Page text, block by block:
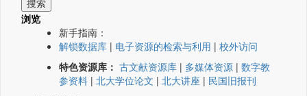
浏览
新手指南：
解锁数据库 | 电子资源的检索与利用 | 校外访问
特色资源库： 古文献资源库 | 多媒体资源 | 数字教
参资料 | 北大学位论文 | 北大讲座 | 民国旧报刊